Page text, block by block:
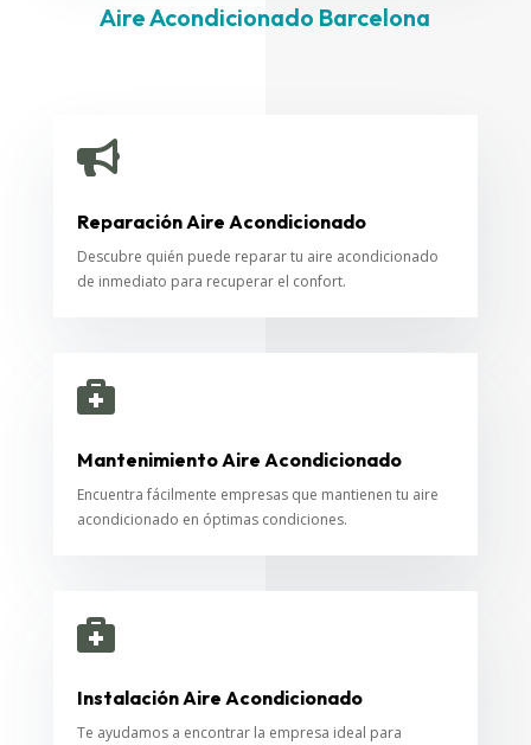
Aire Acondicionado Barcelona

Reparación Aire Acondicionado
Descubre quién puede reparar tu aire acondicionado
de inmediato para recuperar el confort.

Mantenimiento Aire Acondicionado
Encuentra fácilmente empresas que mantienen tu aire
acondicionado en óptimas condiciones.

Instalación Aire Acondicionado
Te ayudamos a encontrar la empresa ideal para